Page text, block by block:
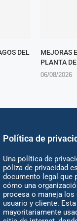
DEL
MEJORAS
PLANTA
06/08/2026
Política de
Una política de
póliza de privacidad
documento legal que
cómo una
procesa o maneja los
usuario y cliente.
mayoritariamente